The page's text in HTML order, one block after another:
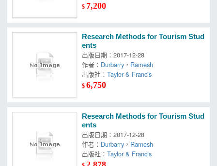
$ 7,200
Research Methods for Tourism Stud
ents
出版日期：2017-12-28
作者： Durbarry ， Ramesh
出版社：Taylor & Francis
$6,750
Research Methods for Tourism Stud
ents
出版日期：2017-12-28
作者： Durbarry ， Ramesh
出版社：Taylor & Francis